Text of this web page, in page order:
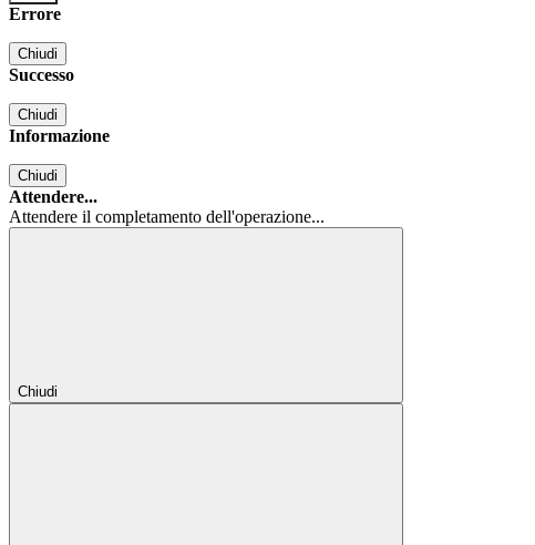
Errore
Chiudi
Successo
Chiudi
Informazione
Chiudi
Attendere...
Attendere il completamento dell'operazione...
Chiudi